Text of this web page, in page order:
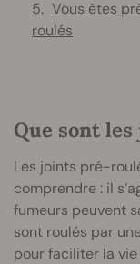
Vous êtes
roulés
Que sont
Les joints pré-
comprendre : il
fumeurs peuvent
sont roulés par
pour faciliter la vie